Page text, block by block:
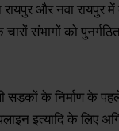
और नवा रायपुर में
संभागों को
सड़कों के निर्माण के
इत्यादि के लिए